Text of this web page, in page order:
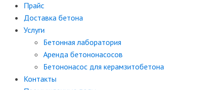
Прайс
Доставка бетона
Услуги
Бетонная лаборатория
Аренда бетононасосов
Бетононасос для керамзитобетона
Контакты